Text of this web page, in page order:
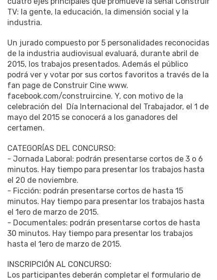
TV: la gente, la educación, la dimensión social y la
industria.
Un jurado compuesto por 5 personalidades reconocidas
de la industria audiovisual evaluará, durante abril de
2015, los trabajos presentados. Además el público
podrá ver y votar por sus cortos favoritos a través de la
fan page de Construir Cine www.
facebook.com/construircine. Y, con motivo de la
celebración del Día Internacional del Trabajador, el 1 de
mayo del 2015 se conocerá a los ganadores del
certamen.
CATEGORÍAS DEL CONCURSO:
- Jornada Laboral: podrán presentarse cortos de 3 o 6
minutos. Hay tiempo para presentar los trabajos hasta
el 20 de noviembre.
- Ficción: podrán presentarse cortos de hasta 15
minutos. Hay tiempo para presentar los trabajos hasta
el 1ero de marzo de 2015.
- Documentales: podrán presentarse cortos de hasta
30 minutos. Hay tiempo para presentar los trabajos
hasta el 1ero de marzo de 2015.
INSCRIPCIÓN AL CONCURSO:
Los participantes deberán completar el formulario de